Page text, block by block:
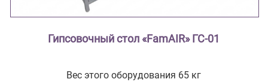
Гипсовочный стол «FamAIR» ГС-01
Вес этого оборудования 65 кг